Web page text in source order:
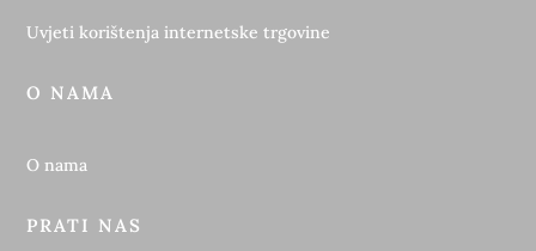
Uvjeti korištenja internetske trgovine
O NAMA
O nama
PRATI NAS